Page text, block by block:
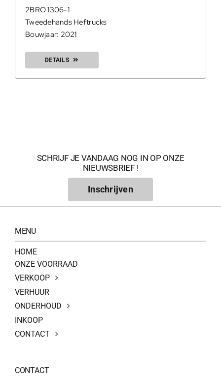
2BRO 1306-1
Tweedehands Heftrucks
Bouwjaar: 2021
DETAILS
SCHRIJF JE VANDAAG NOG IN OP ONZE
NIEUWSBRIEF !
Inschrijven
MENU
HOME
ONZE VOORRAAD
VERKOOP
VERHUUR
ONDERHOUD
INKOOP
CONTACT
CONTACT